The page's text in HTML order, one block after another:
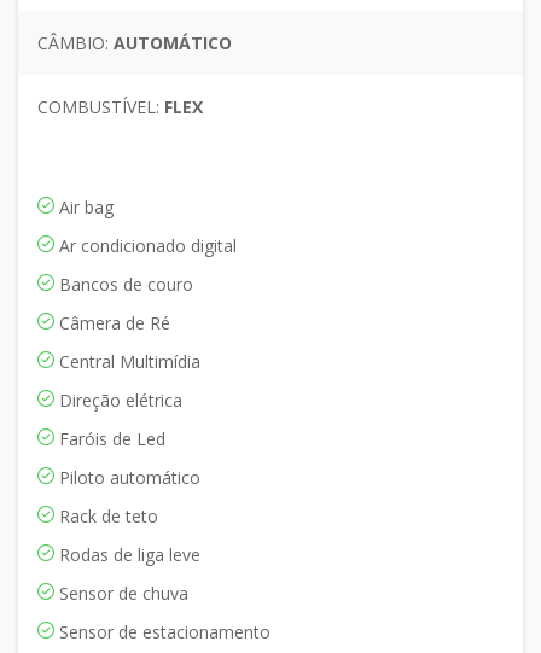
CÂMBIO: AUTOMÁTICO
COMBUSTÍVEL: FLEX
Air bag
Ar condicionado digital
Bancos de couro
Câmera de Ré
Central Multimídia
Direção elétrica
Faróis de Led
Piloto automático
Rack de teto
Rodas de liga leve
Sensor de chuva
Sensor de estacionamento